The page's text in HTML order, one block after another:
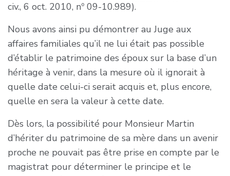
– la durée du mariage ;
– l’âge et l’état de santé des époux ;
– leur qualification et leur situation
professionnelles ;
– les conséquences des choix professionnels
faits par l’un des époux pendant la vie
commune pour l’éducation des enfants et du
temps qu’il faudra encore y consacrer ou pour
favoriser la carrière de son conjoint au
détriment de la sienne ;
civ., 6 oct. 2010, nº 09-10.989).
Nous avons ainsi pu démontrer au Juge aux
affaires familiales qu’il ne lui était pas possible
d’établir le patrimoine des époux sur la base d’un
héritage à venir, dans la mesure où il ignorait à
quelle date celui-ci serait acquis et, plus encore,
quelle en sera la valeur à cette date.
Dès lors, la possibilité pour Monsieur Martin
d’hériter du patrimoine de sa mère dans un avenir
proche ne pouvait pas être prise en compte par le
magistrat pour déterminer le principe et le